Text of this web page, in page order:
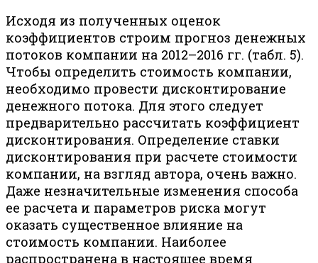
Исходя из полученных оценок
коэффициентов строим прогноз денежных
потоков компании на 2012–2016 гг. (табл. 5).
Чтобы определить стоимость компании,
необходимо провести дисконтирование
денежного потока. Для этого следует
предварительно рассчитать коэффициент
дисконтирования. Определение ставки
дисконтирования при расчете стоимости
компании, на взгляд автора, очень важно.
Даже незначительные изменения способа
ее расчета и параметров риска могут
оказать существенное влияние на
стоимость компании. Наиболее
распространена в настоящее время